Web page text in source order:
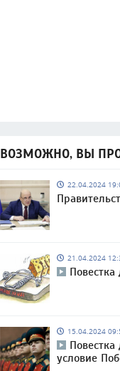
ВОЗМОЖНО, ВЫ
22.04.2024
21.04.2024
15.04.2024
условие